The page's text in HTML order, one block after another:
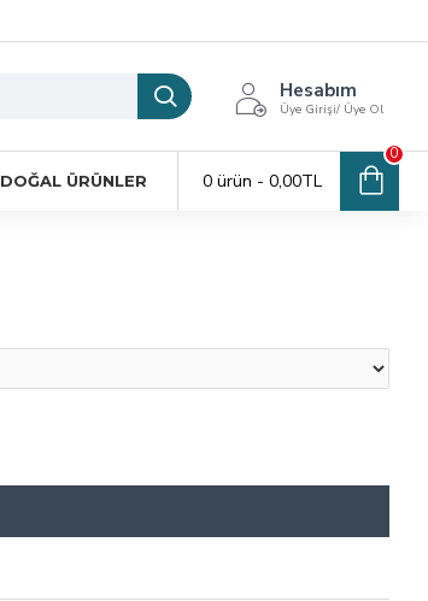
Hesabım
Üye Girişi/ Üye Ol
DOĞAL ÜRÜNLER 0 ürün - 0,00TL
0